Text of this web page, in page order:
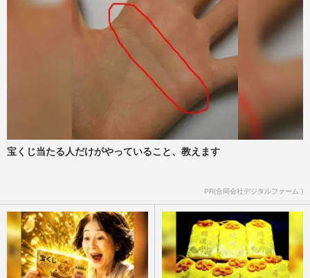
宝くじ当たる人だけがやっていること、教えます
PR(合同会社デジタルファーム )